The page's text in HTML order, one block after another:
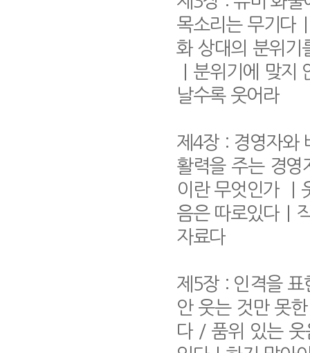
목소리는 무기다
화 상대의 분위기
｜분위기에 맞
날수록 웃어라
제4장 : 경영자와
활력을 주는 경영
이란 무엇인가 ｜
음은 따로있다｜
자료다
제5장 : 인격을 표
안 웃는 것만 못
다 / 품위 있는 웃